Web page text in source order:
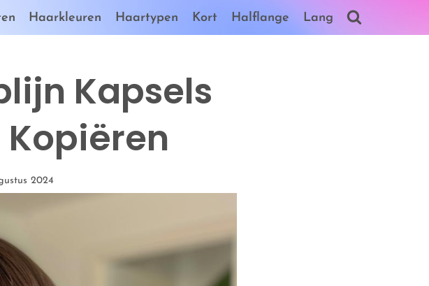
Haarkleuren Haartypen Kort Halflange Lang
Kapsels
2024